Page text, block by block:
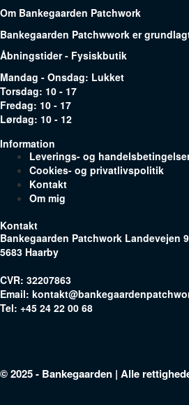
Om Bankegaarden Patchwork
Bankegaarden Patchwwork er
Åbningstider - Fysiskbutik
Mandag - Onsdag: Lukket
Torsdag: 10 - 17
Fredag: 10 - 17
Lørdag: 10 - 12
Information
Leverings- og
Cookies- og privatlivspolitik
Kontakt
Om mig
Kontakt
Bankegaarden Patchwork Landevejen
5683 Haarby
CVR: 32207863
Email:
Tel: +45 24 22 00 68
© 2025 - Bankegaarden | Alle